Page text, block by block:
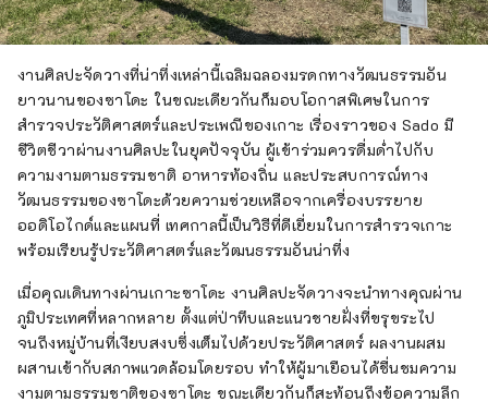
งานศิลปะจัดวางที่น่าทึ่งเหล่านี้เฉลิมฉลองมรดกทางวัฒนธรรมอัน
ยาวนานของซาโดะ ในขณะเดียวกันก็มอบโอกาสพิเศษในการ
สำรวจประวัติศาสตร์และประเพณีของเกาะ เรื่องราวของ Sado มี
ชีวิตชีวาผ่านงานศิลปะในยุคปัจจุบัน ผู้เข้าร่วมควรดื่มด่ำไปกับ
ความงามตามธรรมชาติ อาหารท้องถิ่น และประสบการณ์ทาง
วัฒนธรรมของซาโดะด้วยความช่วยเหลือจากเครื่องบรรยาย
ออดิโอไกด์และแผนที่ เทศกาลนี้เป็นวิธีที่ดีเยี่ยมในการสำรวจเกาะ
พร้อมเรียนรู้ประวัติศาสตร์และวัฒนธรรมอันน่าทึ่ง
เมื่อคุณเดินทางผ่านเกาะซาโดะ งานศิลปะจัดวางจะนำทางคุณผ่าน
ภูมิประเทศที่หลากหลาย ตั้งแต่ป่าทึบและแนวชายฝั่งที่ขรุขระไป
จนถึงหมู่บ้านที่เงียบสงบซึ่งเต็มไปด้วยประวัติศาสตร์ ผลงานผสม
ผสานเข้ากับสภาพแวดล้อมโดยรอบ ทำให้ผู้มาเยือนได้ชื่นชมความ
งามตามธรรมชาติของซาโดะ ขณะเดียวกันก็สะท้อนถึงข้อความลึก